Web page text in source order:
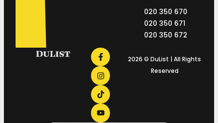
020 350 670
020 350 671
020 350 672
2026 © DuList | All Rights
Reserved